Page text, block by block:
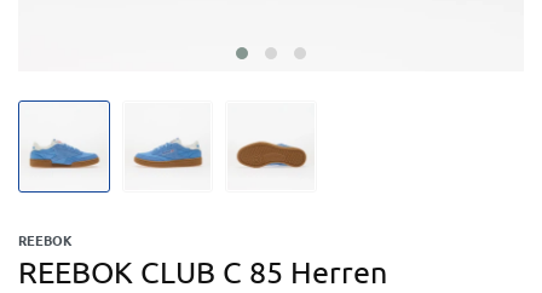
REEBOK
REEBOK CLUB C 85 Herren